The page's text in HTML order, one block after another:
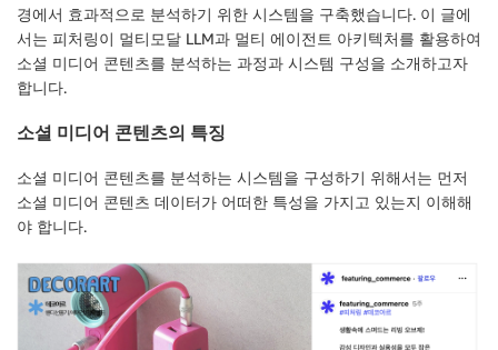
경에서 효과적으로 분석하기 위한 시스템을 구축했습니다. 이 글에
서는 피처링이 멀티모달 LLM과 멀티 에이전트 아키텍처를 활용하여
소셜 미디어 콘텐츠를 분석하는 과정과 시스템 구성을 소개하고자
합니다.
소셜 미디어 콘텐츠의 특징
소셜 미디어 콘텐츠를 분석하는 시스템을 구성하기 위해서는 먼저
소셜 미디어 콘텐츠 데이터가 어떠한 특성을 가지고 있는지 이해해
야 합니다.